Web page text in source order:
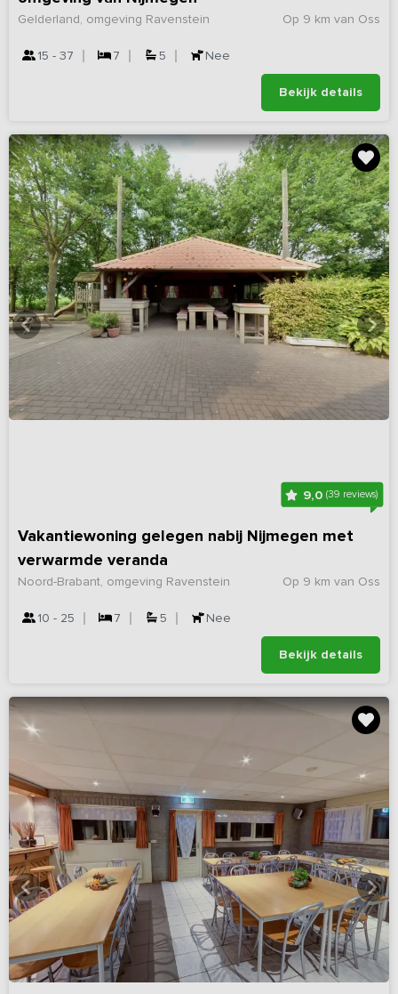
Op 9 km van Oss
Gelderland, omgeving Ravenstein
15 - 37 7 5 Nee
Bekijk details
9,0 (39 reviews)
Vakantiewoning gelegen nabij Nijmegen met
verwarmde veranda
Op 9 km van Oss
Noord-Brabant, omgeving Ravenstein
10 - 25 7 5 Nee
Bekijk details